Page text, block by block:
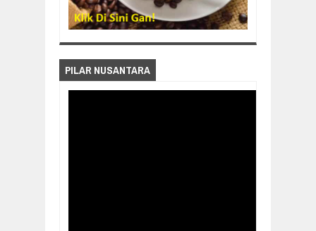
PILAR NUSANTARA